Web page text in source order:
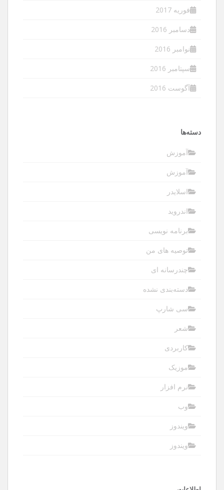
فوریه 2017
دسامبر 2016
نوامبر 2016
سپتامبر 2016
آگوست 2016
دسته‌ها
آموزش
آموزش
اسلایدر
اندروید
برنامه نویسی
توصیه های من
چندرسانه ای
دسته‌بندی نشده
سی شارپ
شعر
کاربردی
موزیک
نرم افزار
وب
ویندوز
ویندوز